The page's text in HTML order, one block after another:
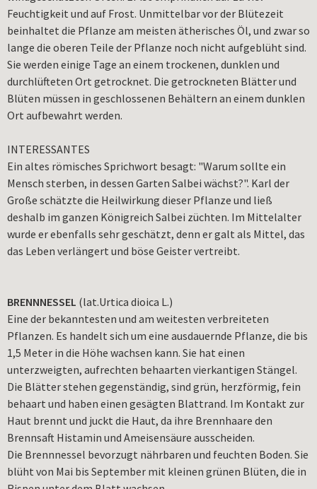
Feuchtigkeit und auf Frost. Unmittelbar vor der Blütezeit
beinhaltet die Pflanze am meisten ätherisches Öl, und zwar so
lange die oberen Teile der Pflanze noch nicht aufgeblüht sind.
Sie werden einige Tage an einem trockenen, dunklen und
durchlüfteten Ort getrocknet. Die getrockneten Blätter und
Blüten müssen in geschlossenen Behältern an einem dunklen
Ort aufbewahrt werden.
INTERESSANTES
Ein altes römisches Sprichwort besagt: "Warum sollte ein
Mensch sterben, in dessen Garten Salbei wächst?". Karl der
Große schätzte die Heilwirkung dieser Pflanze und ließ
deshalb im ganzen Königreich Salbei züchten. Im Mittelalter
wurde er ebenfalls sehr geschätzt, denn er galt als Mittel, das
das Leben verlängert und böse Geister vertreibt.
BRENNNESSEL (lat.Urtica dioica L.)
Eine der bekanntesten und am weitesten verbreiteten
Pflanzen. Es handelt sich um eine ausdauernde Pflanze, die bis
1,5 Meter in die Höhe wachsen kann. Sie hat einen
unterzweigten, aufrechten behaarten vierkantigen Stängel.
Die Blätter stehen gegenständig, sind grün, herzförmig, fein
behaart und haben einen gesägten Blattrand. Im Kontakt zur
Haut brennt und juckt die Haut, da ihre Brennhaare den
Brennsaft Histamin und Ameisensäure ausscheiden.
Die Brennnessel bevorzugt nährbaren und feuchten Boden. Sie
blüht von Mai bis September mit kleinen grünen Blüten, die in